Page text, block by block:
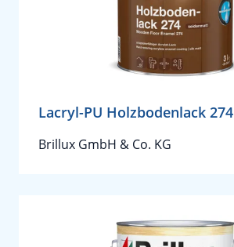
Lacryl-PU Holzbodenlack 274
Brillux GmbH & Co. KG